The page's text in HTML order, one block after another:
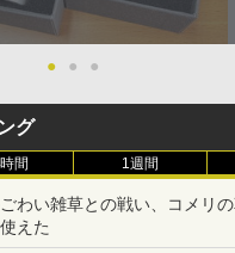
● ● ●
グ
間 1週間
わい雑草との戦い、コメリ
えた